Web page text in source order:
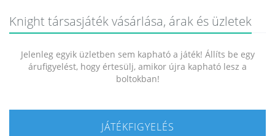
Knight társasjáték vásárlása, árak és üzletek
Jelenleg egyik üzletben sem kapható a játék! Állíts be egy
árufigyelést, hogy értesülj, amikor újra kapható lesz a
boltokban!
JÁTÉKFIGYELÉS